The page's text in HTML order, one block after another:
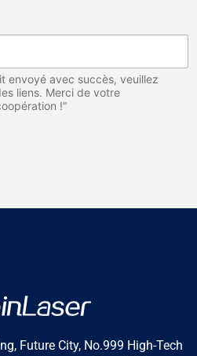
envoyé avec succès, veuillez
liens. Merci de votre
!"
Future City, No.999 High-Tech